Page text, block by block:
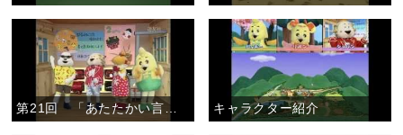
キャラクター紹介